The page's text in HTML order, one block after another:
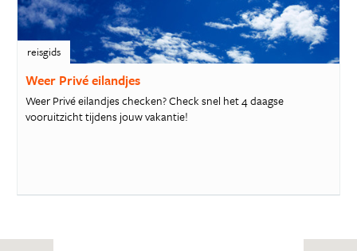
reisgids
Weer Privé eilandjes
Weer Privé eilandjes checken? Check snel het 4 daagse
vooruitzicht tijdens jouw vakantie!